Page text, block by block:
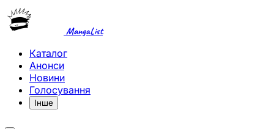
MangaList
Каталог
Анонси
Новини
Голосування
Інше